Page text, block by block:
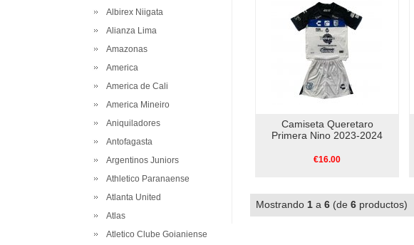
Albirex Niigata
Alianza Lima
Amazonas
America
America de Cali
America Mineiro
Aniquiladores
Antofagasta
Argentinos Juniors
Athletico Paranaense
Atlanta United
Atlas
Atletico Clube Goianiense
Camiseta Queretaro
Primera Nino 2023-2024
€16.00
Mostrando 1 a 6 (de 6 productos)